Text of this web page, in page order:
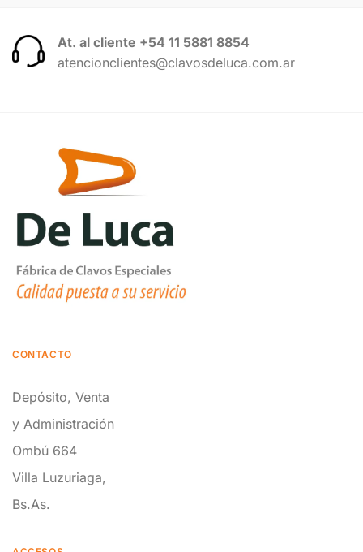
At. al cliente +54 11 5881 8854
atencionclientes@clavosdeluca.com.ar
CONTACTO
Depósito, Venta
y Administración
Ombú 664
Villa Luzuriaga,
Bs.As.